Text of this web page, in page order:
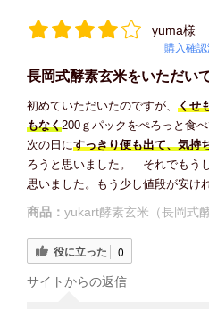
yuma様
購入確
長岡式酵素玄米をいただい
初めていただいたのですが、 くせ
もなく200ｇパックをぺろっと食べ
次の日にすっきり便も出て、気持
ろうと思いました。 それでもう
思いました。もう少し値段が安け
商品： yukart酵素玄米（長岡式
役に立った 0
サイトからの返信